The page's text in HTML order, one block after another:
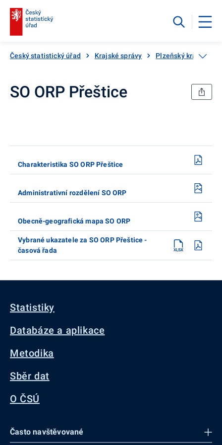
Český statistický úřad Krajské správy Plzeňský kraj
SO ORP Přeštice
Charakteristika SO ORP Přeštice
Administrativní rozdělení SO ORP
Obecně-geografická mapa SO ORP
Vybrané ukazatele za SO ORP Přeštice -
časová řada
Statistiky
Databáze a aplikace
Metodika
Sběr dat
O ČSÚ
Často navštěvované